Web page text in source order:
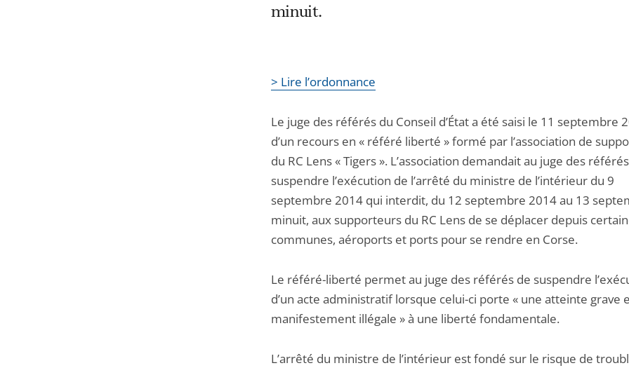
minuit.
> Lire l’ordonnance
Le juge des référés du Conseil d’État a été saisi le 11 septembre
d’un recours en « référé liberté » formé par l’association de
du RC Lens « Tigers ». L’association demandait au juge des
suspendre l’exécution de l’arrêté du ministre de l’intérieur du 9
septembre 2014 qui interdit, du 12 septembre 2014 au 13
minuit, aux supporteurs du RC Lens de se déplacer depuis
communes, aéroports et ports pour se rendre en Corse.
Le référé-liberté permet au juge des référés de suspendre
d’un acte administratif lorsque celui-ci porte « une atteinte grave
manifestement illégale » à une liberté fondamentale.
L’arrêté du ministre de l’intérieur est fondé sur le risque de